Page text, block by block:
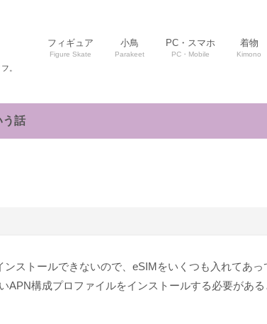
。
フィギュア
Figure Skate
小鳥
Parakeet
PC・スマホ
PC・Mobile
着物
Kimono
う話
ストールできないので、eSIMをいくつも入れてあ
APN構成プロファイルをインストールする必要があ